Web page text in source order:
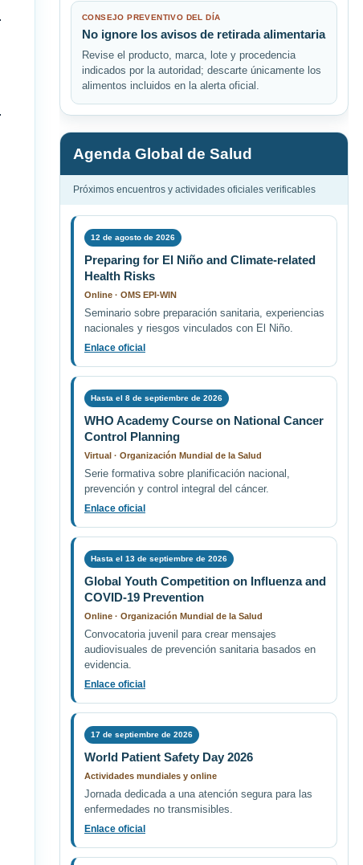
CONSEJO PREVENTIVO DEL DÍA
No ignore los avisos de retirada alimentaria
Revise el producto, marca, lote y procedencia
indicados por la autoridad; descarte únicamente los
alimentos incluidos en la alerta oficial.
Agenda Global de Salud
Próximos encuentros y actividades oficiales verificables
12 de agosto de 2026
Preparing for El Niño and Climate-related
Health Risks
Online · OMS EPI-WIN
Seminario sobre preparación sanitaria, experiencias
nacionales y riesgos vinculados con El Niño.
Enlace oficial
Hasta el 8 de septiembre de 2026
WHO Academy Course on National Cancer
Control Planning
Virtual · Organización Mundial de la Salud
Serie formativa sobre planificación nacional,
prevención y control integral del cáncer.
Enlace oficial
Hasta el 13 de septiembre de 2026
Global Youth Competition on Influenza and
COVID-19 Prevention
Online · Organización Mundial de la Salud
Convocatoria juvenil para crear mensajes
audiovisuales de prevención sanitaria basados en
evidencia.
Enlace oficial
17 de septiembre de 2026
World Patient Safety Day 2026
Actividades mundiales y online
Jornada dedicada a una atención segura para las
enfermedades no transmisibles.
Enlace oficial